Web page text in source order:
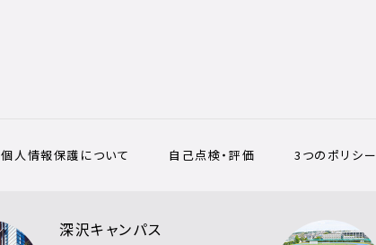
個人情報保護について 自己点検・評価 3つのポリシー
深沢キャンパス